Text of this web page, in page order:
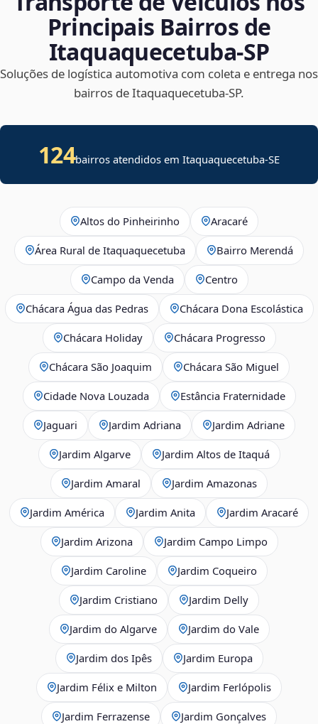
Principais Bairros de
Itaquaquecetuba‑SP
Soluções de logística automotiva com coleta e entrega nos
bairros de Itaquaquecetuba‑SP.
124bairros atendidos emItaquaquecetuba-SE
Altos do Pinheirinho Aracaré
Área Rural de Itaquaquecetuba Bairro Merendá
Campo da Venda Centro
Chácara Água das Pedras Chácara Dona Escolástica
Chácara Holiday Chácara Progresso
Chácara São Joaquim Chácara São Miguel
Cidade Nova Louzada Estância Fraternidade
Jaguari Jardim Adriana Jardim Adriane
Jardim Algarve Jardim Altos de Itaquá
Jardim Amaral Jardim Amazonas
Jardim América Jardim Anita Jardim Aracaré
Jardim Arizona Jardim Campo Limpo
Jardim Caroline Jardim Coqueiro
Jardim Cristiano Jardim Delly
Jardim do Algarve Jardim do Vale
Jardim dos Ipês Jardim Europa
Jardim Félix e Milton Jardim Ferlópolis
Jardim Ferrazense Jardim Gonçalves